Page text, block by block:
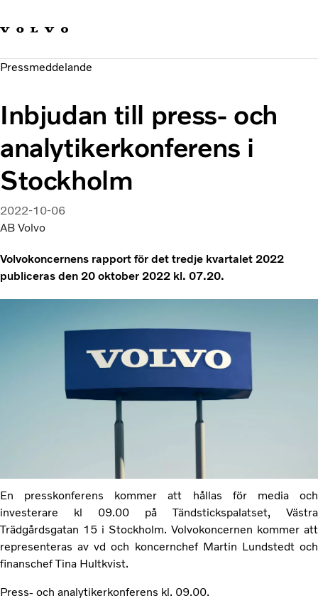
Hållbara transporter
Investerare
Nyheter och Media
Pressmeddelande
Inbjudan till press- och
analytikerkonferens i
Stockholm
2022-10-06
AB Volvo
Volvokoncernens rapport för det tredje kvartalet 2022
publiceras den 20 oktober 2022 kl. 07.20.
En presskonferens kommer att hållas för media och
investerare kl 09.00 på Tändstickspalatset, Västra
Trädgårdsgatan 15 i Stockholm. Volvokoncernen kommer att
representeras av vd och koncernchef Martin Lundstedt och
finanschef Tina Hultkvist.
Press- och analytikerkonferens kl. 09.00.